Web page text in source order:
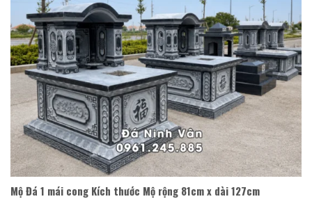
Mộ Đá 1 mái cong Kích thước Mộ rộng 81cm x dài 127cm